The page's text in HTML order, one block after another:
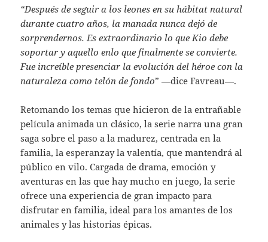
“Después de seguir a los leones en su hábitat natural
durante cuatro años, la manada nunca dejó de
sorprendernos. Es extraordinario lo que Kio debe
soportar y aquello enlo que finalmente se convierte.
Fue increíble presenciar la evolución del héroe con la
naturaleza como telón de fondo” —dice Favreau—.
Retomando los temas que hicieron de la entrañable
película animada un clásico, la serie narra una gran
saga sobre el paso a la madurez, centrada en la
familia, la esperanzay la valentía, que mantendrá al
público en vilo. Cargada de drama, emoción y
aventuras en las que hay mucho en juego, la serie
ofrece una experiencia de gran impacto para
disfrutar en familia, ideal para los amantes de los
animales y las historias épicas.